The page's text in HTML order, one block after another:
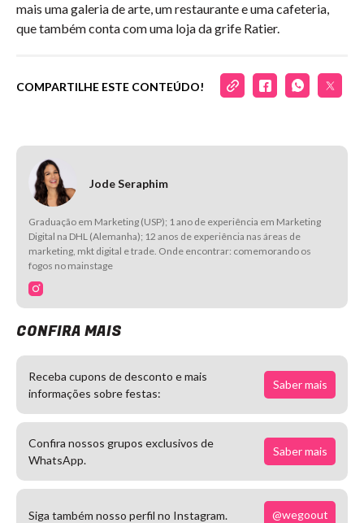
mais uma galeria de arte, um restaurante e uma cafeteria,
que também conta com uma loja da grife Ratier.
COMPARTILHE ESTE CONTEÚDO!
Jode Seraphim
Graduação em Marketing (USP); 1 ano de experiência em Marketing
Digital na DHL (Alemanha); 12 anos de experiência nas áreas de
marketing, mkt digital e trade. Onde encontrar: comemorando os
fogos no mainstage
CONFIRA MAIS
Receba cupons de desconto e mais
informações sobre festas:
Saber mais
Confira nossos grupos exclusivos de
WhatsApp.
Saber mais
Siga também nosso perfil no Instagram. @wegoout